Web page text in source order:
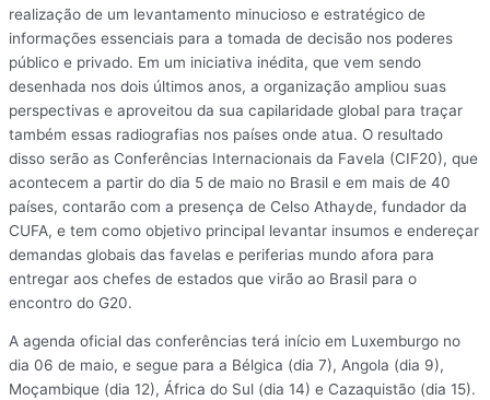
realização de um levantamento minucioso e estratégico de
informações essenciais para a tomada de decisão nos poderes
público e privado. Em um iniciativa inédita, que vem sendo
desenhada nos dois últimos anos, a organização ampliou suas
perspectivas e aproveitou da sua capilaridade global para traçar
também essas radiografias nos países onde atua. O resultado
disso serão as Conferências Internacionais da Favela (CIF20), que
acontecem a partir do dia 5 de maio no Brasil e em mais de 40
países, contarão com a presença de Celso Athayde, fundador da
CUFA, e tem como objetivo principal levantar insumos e endereçar
demandas globais das favelas e periferias mundo afora para
entregar aos chefes de estados que virão ao Brasil para o
encontro do G20.
A agenda oficial das conferências terá início em Luxemburgo no
dia 06 de maio, e segue para a Bélgica (dia 7), Angola (dia 9),
Moçambique (dia 12), África do Sul (dia 14) e Cazaquistão (dia 15).